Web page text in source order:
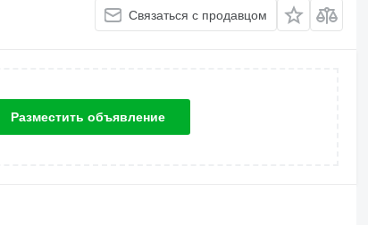
Связаться с продавцом
Разместить объявление